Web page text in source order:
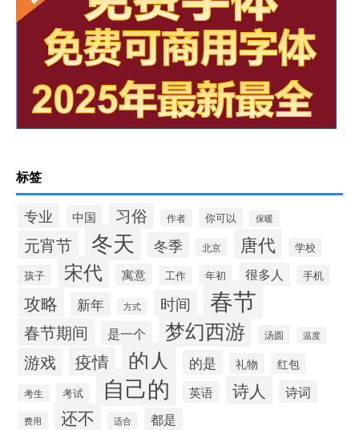
标签
专业 中国 习俗 作者 你可以 保暖
元宵节 冬天 冬季 北京 唐代 学校
孩子 宋代 寓意 工作 年初 很多人 手机
攻略 新年 方式 时间 春节
春节期间 是一个 梦幻西游 汤圆 温度
游戏 疫情 的人 的是 礼物 红包
考生 考试 自己的 英语 诗人 诗词
费用 还不 适合 都是